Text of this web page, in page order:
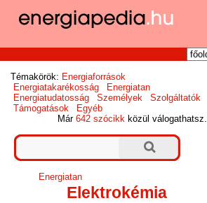
Témakörök: Energiaforrások
Energiatakarékosság
Energiatan
Energiatudatosság
Személyek
Szolgáltatók
Támogatások
Egyéb
Már642 szócikk közül válogathatsz.
Energiatan
Elektrokémia